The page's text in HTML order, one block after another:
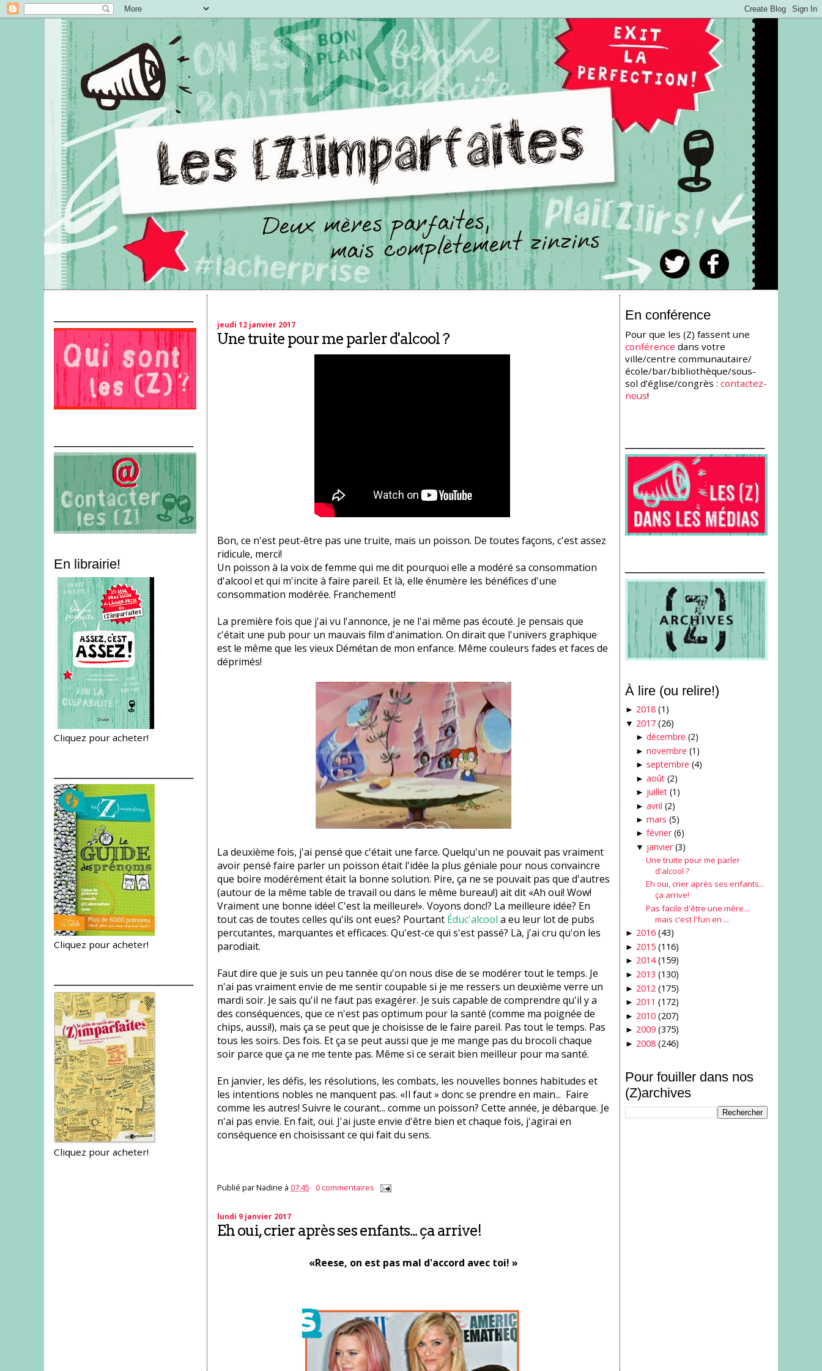
En librairie!
Cliquez pour acheter!
Cliquez pour acheter!
Cliquez pour acheter!
jeudi 12 janvier 2017
Une truite pour me parler d'alcool ?
Bon, ce n'est peut-être pas une truite, mais un poisson. De toutes façons, c'est assez
ridicule, merci!
Un poisson à la voix de femme qui me dit pourquoi elle a modéré sa consommation
d'alcool et qui m'incite à faire pareil. Et là, elle énumère les bénéfices d'une
consommation modérée. Franchement!
La première fois que j'ai vu l'annonce, je ne l'ai même pas écouté. Je pensais que
c'était une pub pour un mauvais film d'animation. On dirait que l'univers graphique
est le même que les vieux Démétan de mon enfance. Même couleurs fades et faces de
déprimés!
La deuxième fois, j'ai pensé que c'était une farce. Quelqu'un ne pouvait pas vraiment
avoir pensé faire parler un poisson était l'idée la plus géniale pour nous convaincre
que boire modérément était la bonne solution. Pire, ça ne se pouvait pas que d'autres
(autour de la même table de travail ou dans le même bureau!) ait dit «Ah oui! Wow!
Vraiment une bonne idée! C'est la meilleure!». Voyons donc!? La meilleure idée? En
tout cas de toutes celles qu'ils ont eues? Pourtant Éduc'alcool a eu leur lot de pubs
percutantes, marquantes et efficaces. Qu'est-ce qui s'est passé? Là, j'ai cru qu'on les
parodiait.
Faut dire que je suis un peu tannée qu'on nous dise de se modérer tout le temps. Je
n'ai pas vraiment envie de me sentir coupable si je me ressers un deuxième verre un
mardi soir. Je sais qu'il ne faut pas exagérer. Je suis capable de comprendre qu'il y a
des conséquences, que ce n'est pas optimum pour la santé (comme ma poignée de
chips, aussi!), mais ça se peut que je choisisse de le faire pareil. Pas tout le temps. Pas
tous les soirs. Des fois. Et ça se peut aussi que je me mange pas du brocoli chaque
soir parce que ça ne me tente pas. Même si ce serait bien meilleur pour ma santé.
En janvier, les défis, les résolutions, les combats, les nouvelles bonnes habitudes et
les intentions nobles ne manquent pas. «Il faut » donc se prendre en main... Faire
comme les autres! Suivre le courant... comme un poisson? Cette année, je débarque. Je
n'ai pas envie. En fait, oui. J'ai juste envie d'être bien et chaque fois, j'agirai en
conséquence en choisissant ce qui fait du sens.
Publié parNadine à 07:45 0 commentaires
lundi 9 janvier 2017
Eh oui, crier après ses enfants... ça arrive!
«Reese, on est pas mal d'accord avec toi! »
En conférence
Pour que les (Z) fassent une
conférence dans votre
ville/centre communautaire/
école/bar/bibliothèque/sous-
sol d’église/congrès :contactez-
nous!
À lire (ou relire!)
► 2018 (1)
▼ 2017 (26)
► décembre (2)
► novembre (1)
► septembre (4)
► août (2)
► juillet (1)
► avril (2)
► mars (5)
► février (6)
▼ janvier (3)
Une truite pour me parler
d'alcool ?
Eh oui, crier après ses enfants...
ça arrive!
Pas facile d'être une mère...
mais c'est l'fun en ...
► 2016 (43)
► 2015 (116)
► 2014 (159)
► 2013 (130)
► 2012 (175)
► 2011 (172)
► 2010 (207)
► 2009 (375)
► 2008 (246)
Pour fouiller dans nos
(Z)archives